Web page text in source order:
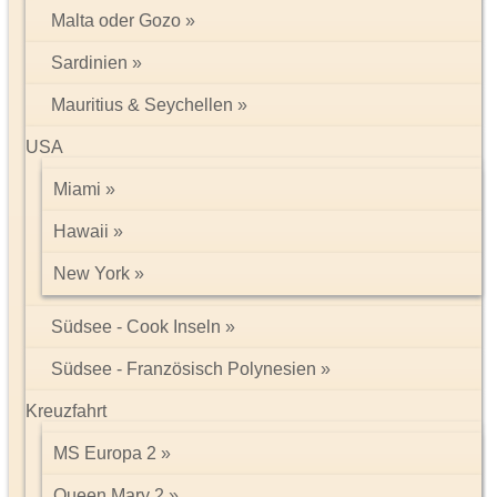
Malta oder Gozo
Sardinien
Mauritius & Seychellen
USA
Miami
Hawaii
New York
Südsee - Cook Inseln
Südsee - Französisch Polynesien
Kreuzfahrt
MS Europa 2
Ausstattung:
eines tropischen Gartens und verfügt über insgesamt 15
und Ruhesuchende kommen hier auf ihre Kosten. Zu den
Internetzugang und WLAN (jeweils inklusive), 2 Restaurants mit
Babysitter-Service (inklusive) und Wäscheservice. Im Garten
Sonnenschirme und Badetücher sind hier inklusive. Alle gängigen
Kreditkarten werden akzeptiert.
Sport/Unterhaltung:
Das Pasung Spa bietet den Gästen ein umfangreiches Massage-
und Wellnessprogramm an. Die Zeit zwischen den Tauchgängen
kann mit Volleyball, Billard oder Spaziergängen verbracht werden.
Mehr als30 Tauchplätze
werden. Wählen Sie zwischen verschiedenen Tauchpaketen oder